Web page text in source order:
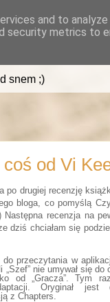
snem ;)
od Vi
po drugiej recenzję
bloga, co pomyślą
recenzja na
dziś chciałam się
do przeczytania w
nie umywał się do
od „Gracza”. Tym
Oryginał jest
z Chapters.
and to
security metrics to